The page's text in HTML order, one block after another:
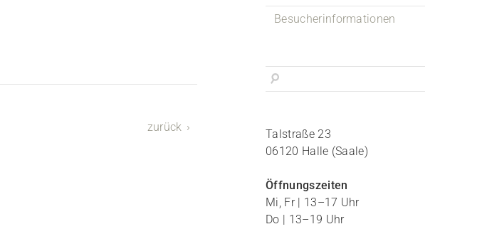
Besucherinformationen
zurück
Talstraße 23
06120 Halle (Saale)
Öffnungszeiten
Mi, Fr | 13–17 Uhr
Do | 13–19 Uhr